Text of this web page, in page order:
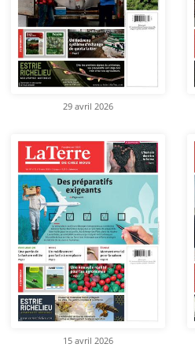
29 avril 2026
15 avril 2026